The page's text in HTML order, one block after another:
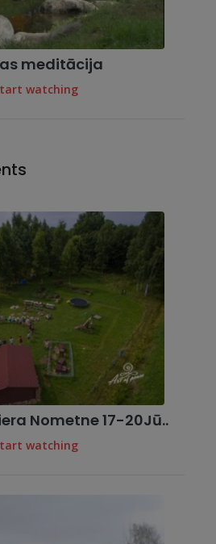
meditācija
watching
Nometne 17-20Jū..
watching